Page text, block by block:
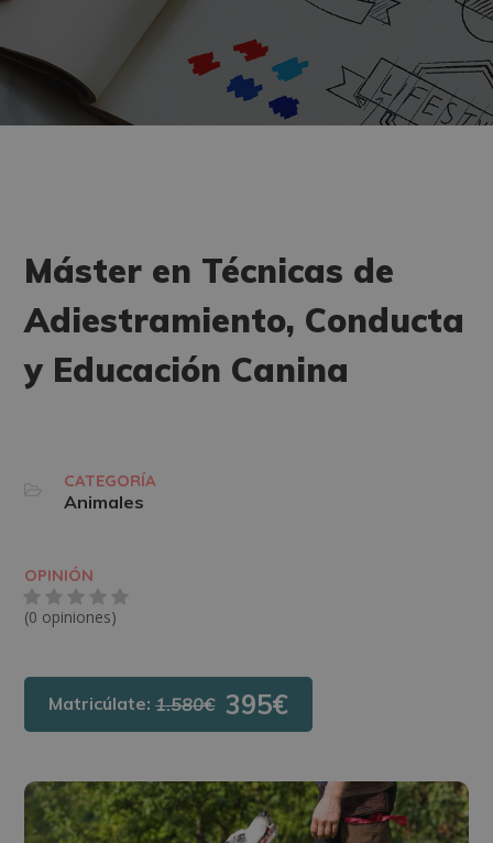
Máster en Técnicas de
Adiestramiento, Conducta
y Educación Canina
CATEGORÍA
Animales
OPINIÓN
(0 opiniones)
Matricúlate:1.580€ 395€